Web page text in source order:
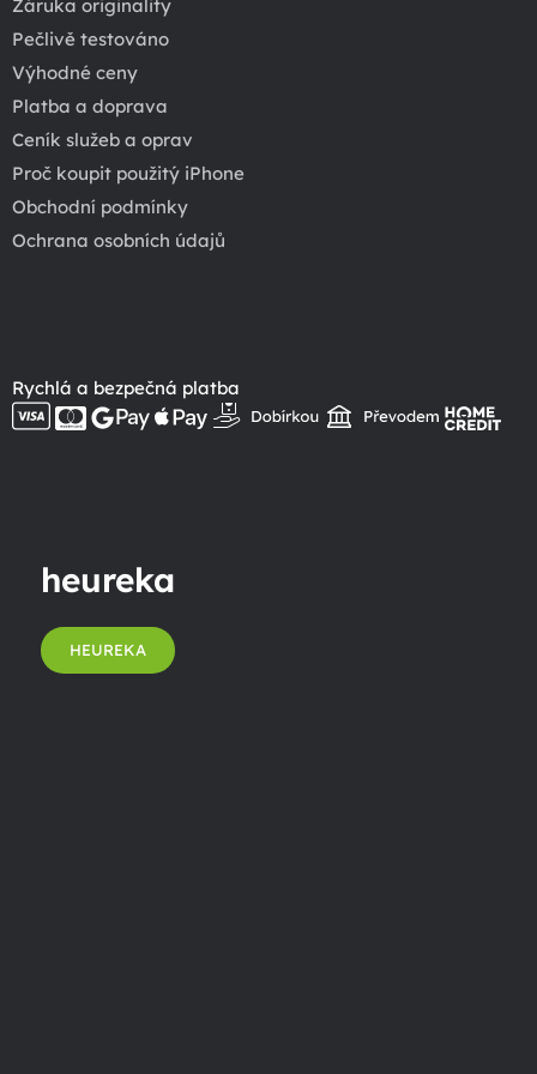
Záruka originality
Pečlivě testováno
Výhodné ceny
Platba a doprava
Ceník služeb a oprav
Proč koupit použitý iPhone
Obchodní podmínky
Ochrana osobních údajů
Rychlá a bezpečná platba
heureka
HEUREKA